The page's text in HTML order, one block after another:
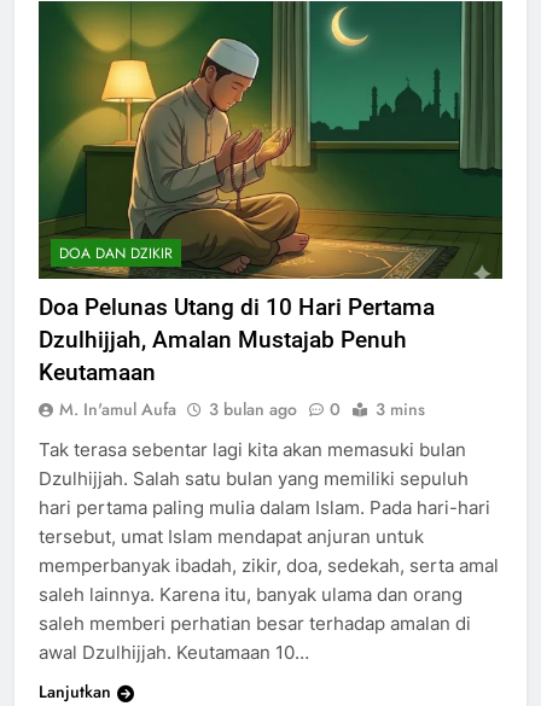
DOA DAN DZIKIR
Doa Pelunas Utang di 10 Hari Pertama
Dzulhijjah, Amalan Mustajab Penuh
Keutamaan
M. In'amul Aufa 3 bulan ago 0 3 mins
Tak terasa sebentar lagi kita akan memasuki bulan
Dzulhijjah. Salah satu bulan yang memiliki sepuluh
hari pertama paling mulia dalam Islam. Pada hari-hari
tersebut, umat Islam mendapat anjuran untuk
memperbanyak ibadah, zikir, doa, sedekah, serta amal
saleh lainnya. Karena itu, banyak ulama dan orang
saleh memberi perhatian besar terhadap amalan di
awal Dzulhijjah. Keutamaan 10…
Lanjutkan